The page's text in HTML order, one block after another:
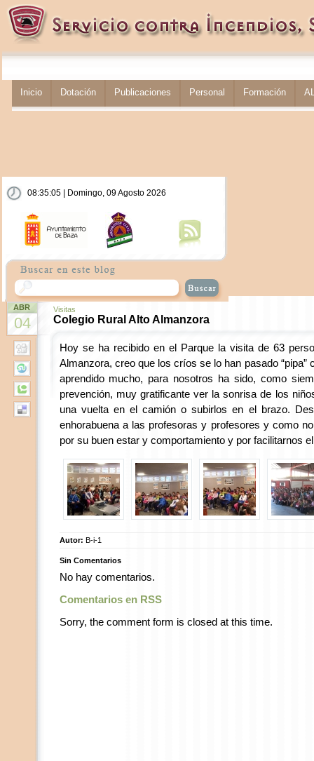
Inicio Dotación Publicaciones Personal Formación
08:35:06 | Domingo, 09 Agosto 2026
ABR
04
Visitas
Colegio Rural Alto Almanzora
Hoy se ha recibido en el Parque la visita de 63
Almanzora, creo que los críos se lo han pasado “pipa”
aprendido mucho, para nosotros ha sido, como
prevención, muy gratificante ver la sonrisa de los
una vuelta en el camión o subirlos en el brazo.
enhorabuena a las profesoras y profesores y como
por su buen estar y comportamiento y por facilitarnos
Autor: B-i-1
Sin Comentarios
No hay comentarios.
Comentarios en RSS
Sorry, the comment form is closed at this time.